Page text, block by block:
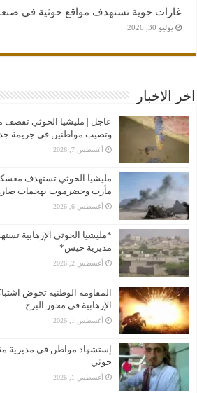
غارات جوية تستهدف مواقع حوثية في
يوليو 30, 2026
اخر الاخبار
عاجل | مليشيا الحوثي تقصف
وتصيب مواطنين في جريمة
أغسطس 7, 2026
مليشيا الحوثي تستهدف
مأرب وحضرموت بهجمات
أغسطس 6, 2026
*مليشيا الحوثي الإرهابية
مديرية حيس*
أغسطس 2, 2026
المقاومة الوطنية تخوض
الإرهابية في محور البرح
أغسطس 1, 2026
إستشهاد مواطن في مديرية
حوثي
أغسطس 1, 2026